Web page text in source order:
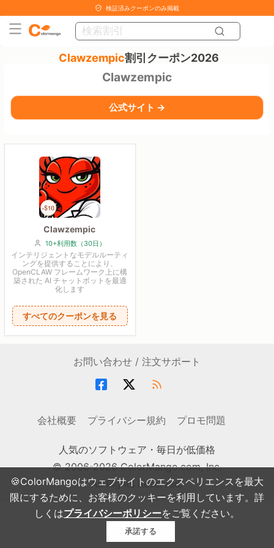
🍪ColorMangoはウェブサイトのエクスペリエンスを最大
限にするために、お客様のクッキーを利用しています。詳
しくはプライバシーポリシーをご覧ください。
承諾する
検証済みクーポンのみ掲載
Clawzempic割引クーポン2026
Clawzempic
公式サイト →
Clawzempic
10+利用数（30日）
インテリジェントなモデルルーティ
ングを提供することにより、
OpenCLAW フレームワーク上に構
築された AI チャットボットを最適
化します
すべてのクーポンを見る
お問い合わせ / 注文サポート
会社概要 プライバシー規約 プロモ問題
人気のソフトウェア・毎日が低価格
© 2006-2026 ColorMango.com, Inc.
All Rights Reserved.